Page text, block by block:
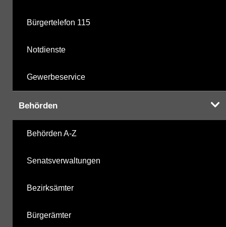
Bürgertelefon 115
Notdienste
Gewerbeservice
Behörden
Behörden A-Z
Senatsverwaltungen
Bezirksämter
Bürgerämter